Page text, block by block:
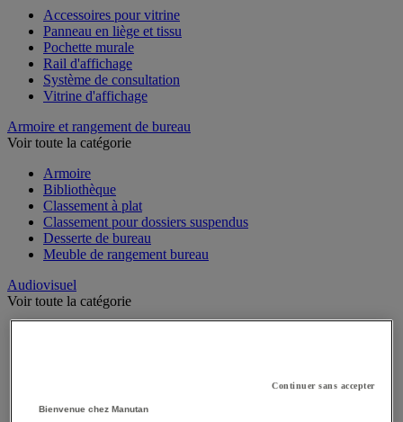
Accessoires pour vitrine
Panneau en liège et tissu
Pochette murale
Rail d'affichage
Système de consultation
Vitrine d'affichage
Armoire et rangement de bureau
Voir toute la catégorie
Armoire
Bibliothèque
Classement à plat
Classement pour dossiers suspendus
Desserte de bureau
Meuble de rangement bureau
Audiovisuel
Voir toute la catégorie
Matériel de projection et vidéoprojection
Continuer sans accepter
Bienvenue chez Manutan